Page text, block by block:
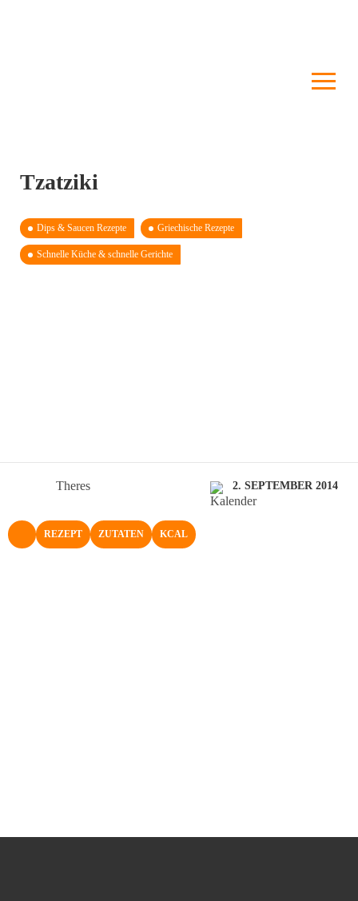
Tzatziki
Dips & Saucen Rezepte Griechische Rezepte
Schnelle Küche & schnelle Gerichte
Theres 2. SEPTEMBER 2014
NACH OBEN
REZEPT ZUTATEN KCAL